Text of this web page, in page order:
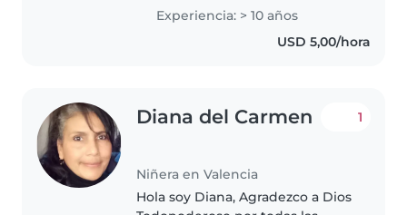
durante 10 años. Me encantan los
juegos, los cuentos y dibujar con
los niños. Disfruto cocinando y
Experiencia: > 10 años
USD 5,00/hora
Diana del Carmen
Niñera en Valencia
1
Hola soy Diana, Agradezco a Dios